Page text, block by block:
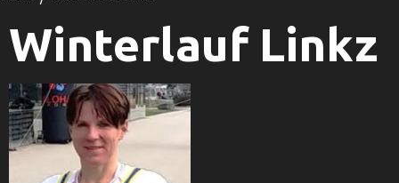
Winterlauf Linkz